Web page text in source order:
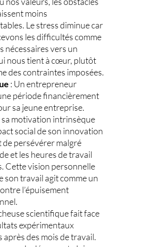
moins
Le stress diminue car
les difficultés comme
nécessaires vers un
nous tient à cœur, plutôt
des contraintes imposées.
: Un entrepreneur
période financièrement
sa jeune entreprise.
motivation intrinsèque
social de son innovation
de persévérer malgré
et les heures de travail
Cette vision personnelle
son travail agit comme un
l’épuisement
scientifique fait face
expérimentaux
après des mois de travail.